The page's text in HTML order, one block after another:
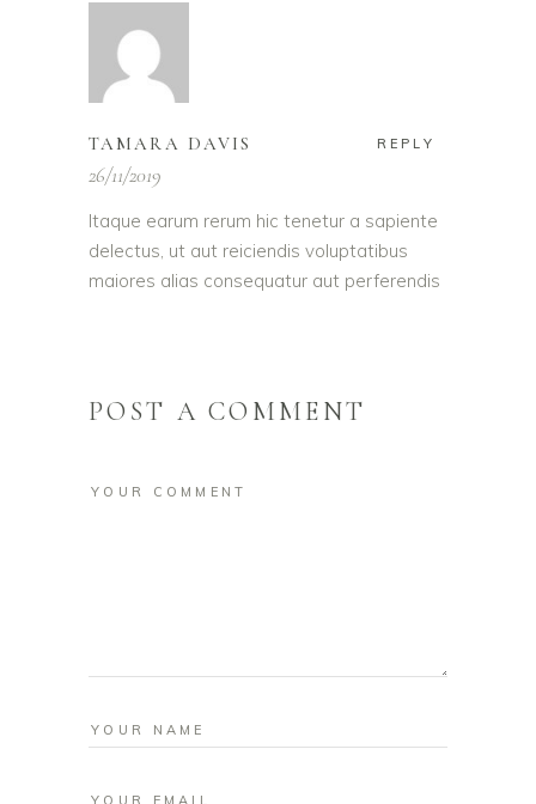
TAMARA DAVIS REPLY
26/11/2019
Itaque earum rerum hic tenetur a sapiente
delectus, ut aut reiciendis voluptatibus
maiores alias consequatur aut perferendis
POST A COMMENT